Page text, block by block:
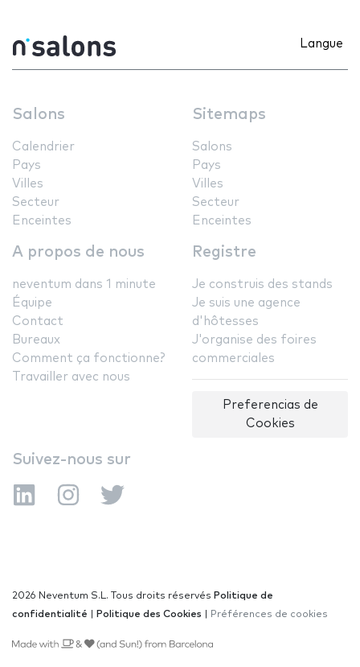
Langue
Salons
Calendrier
Pays
Villes
Secteur
Enceintes
Sitemaps
Salons
Pays
Villes
Secteur
Enceintes
A propos de nous
neventum dans 1 minute
Équipe
Contact
Bureaux
Comment ça fonctionne?
Travailler avec nous
Registre
Je construis des stands
Je suis une agence
d'hôtesses
J'organise des foires
commerciales
Preferencias de
Cookies
Suivez-nous sur
2026 Neventum S.L. Tous droits réservés Politique de
confidentialité
Politique des Cookies Préférences de cookies